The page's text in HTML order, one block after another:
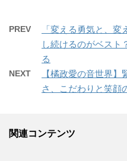
PREV
「変える勇気と、
し続けるのがベス
る
NEXT
【橘政愛の音世界
さ、こだわりと笑顔
関連コンテンツ